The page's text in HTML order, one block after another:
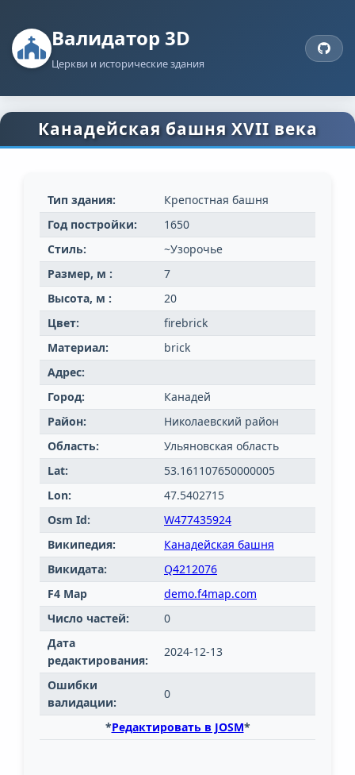
Валидатор 3D
Церкви и исторические здания
Канадейская башня XVII века
Тип здания:
Крепостная башня
Год постройки:
1650
Стиль:
~Узорочье
Размер, м :
7
Высота, м :
20
Цвет:
firebrick
Материал:
brick
Адрес:
Город:
Канадей
Район:
Николаевский район
Область:
Ульяновская область
Lat:
53.161107650000005
Lon:
47.5402715
Osm Id:
W477435924
Википедия:
Канадейская башня
Викидата:
Q4212076
F4 Map
demo.f4map.com
Число частей:
0
Дата
редактирования:
2024-12-13
Ошибки
валидации:
0
*Редактировать в JOSM*